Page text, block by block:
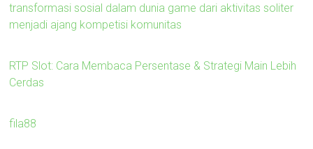
transformasi sosial dalam dunia game dari aktivitas soliter
menjadi ajang kompetisi komunitas
RTP Slot: Cara Membaca Persentase & Strategi Main Lebih
Cerdas
fila88